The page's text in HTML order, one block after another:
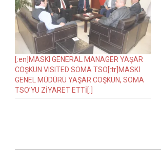
[:en]MASKI GENERAL MANAGER YAŞAR
COŞKUN VISITED SOMA TSO[:tr]MASKİ
GENEL MÜDÜRÜ YAŞAR COŞKUN, SOMA
TSO’YU ZİYARET ETTİ[:]